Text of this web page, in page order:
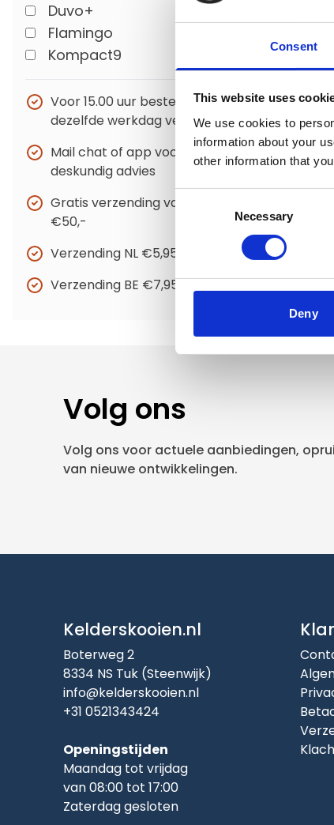
Consent
This website uses
We use cookies to
information about your
other information that
Consent
Necessary
Deny
Duvo+
Flamingo
Kompact9
Voor 15.00 uur besteld
dezelfde werkdag verzonden
Mail chat of app voor
deskundig advies
Gratis verzending vanaf
€50,-
Verzending NL €5,95
Verzending BE €7,95
Op
Volg ons
Volg ons voor actuele aanbiedingen,
van nieuwe ontwikkelingen.
Kelderskooien.nl
Boterweg 2
8334 NS Tuk (Steenwijk)
info@kelderskooien.nl
+31 0521343424
Openingstijden
Maandag tot vrijdag
van 08:00 tot 17:00
Zaterdag gesloten